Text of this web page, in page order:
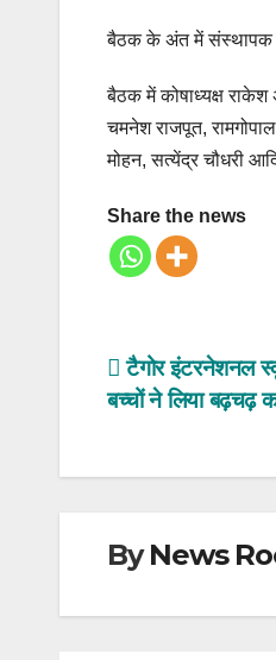
बैठक के अंत में संस्थापक
बैठक में कोषाध्यक्ष राकेश
चमनेश राजपूत,
मोहन, सत्येंद्र चौधरी
Share the news
Post
टैगोर इंटरनेशनल
बच्चों ने लिया बढ़चढ़
ByNews